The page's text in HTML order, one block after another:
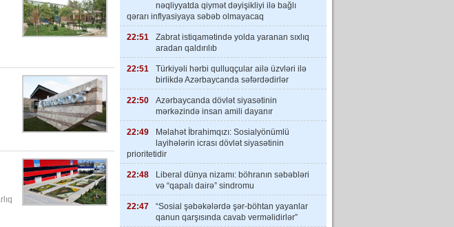
nəqliyyatda qiymət dəyişikliyi ilə bağlı
qərarı inflyasiyaya səbəb olmayacaq
22:51
Zabrat istiqamətində yolda yaranan sıxlıq
aradan qaldırılıb
22:51
Türkiyəli hərbi qulluqçular ailə üzvləri ilə
birlikdə Azərbaycanda səfərdədirlər
22:50
Azərbaycanda dövlət siyasətinin
mərkəzində insan amili dayanır
22:49
Məlahət İbrahimqızı: Sosialyönümlü
layihələrin icrası dövlət siyasətinin
prioritetidir
22:48
Liberal dünya nizamı: böhranın səbəbləri
və “qapalı dairə” sindromu
22:47
“Sosial şəbəkələrdə şər-böhtan yayanlar
qanun qarşısında cavab verməlidirlər”